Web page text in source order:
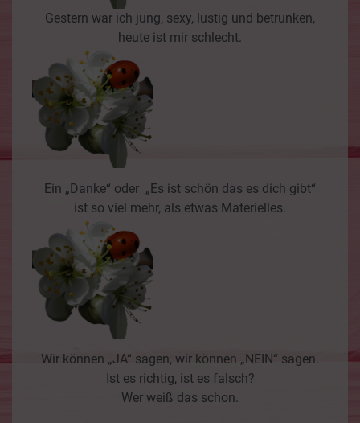
Gestern war ich jung, sexy, lustig und betrunken,
heute ist mir schlecht.
Ein „Danke“ oder „Es ist schön das es dich gibt“
ist so viel mehr, als etwas Materielles.
Wir können „JA“ sagen, wir können „NEIN“ sagen.
Ist es richtig, ist es falsch?
Wer weiß das schon.